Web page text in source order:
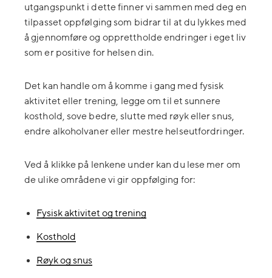
utgangspunkt i dette finner vi sammen med deg en
tilpasset oppfølging som bidrar til at du lykkes med
å gjennomføre og opprettholde endringer i eget liv
som er positive for helsen din.
Det kan handle om å komme i gang med fysisk
aktivitet eller trening, legge om til et sunnere
kosthold, sove bedre, slutte med røyk eller snus,
endre alkoholvaner eller mestre helseutfordringer.
Ved å klikke på lenkene under kan du lese mer om
de ulike områdene vi gir oppfølging for:
Fysisk aktivitet og trening
Kosthold
Røyk og snus